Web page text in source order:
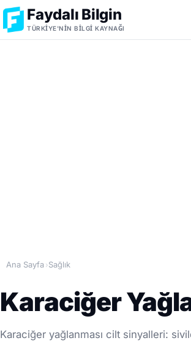
Faydalı Bilgin
TÜRKIYE'NIN BILGI KAYNAĞI
Ana Sayfa ›Sağlık
Karaciğer
Karaciğer yağlanması cilt sinyalleri: